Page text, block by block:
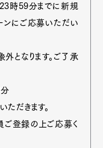
23時59分までに新規
ンにご応募いただい
となります。ご了承
ただきます。
ご登録の上ご応募く